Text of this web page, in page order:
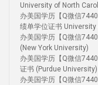
University of North
办美国学历【Q微信
绩单学位证书
办美国学历【Q微信
(New York University)
办美国学历【Q微信
证书 (Purdue University)
办美国学历【Q微信